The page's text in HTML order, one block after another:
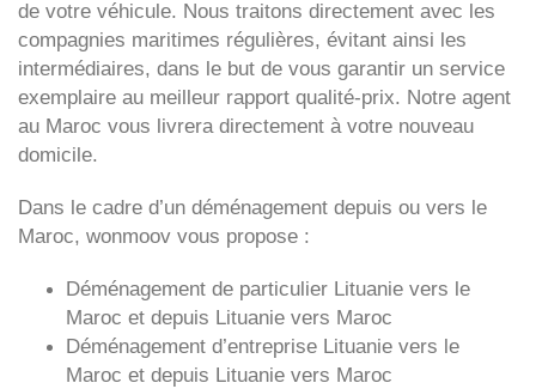
de votre véhicule. Nous traitons directement avec les
compagnies maritimes régulières, évitant ainsi les
intermédiaires, dans le but de vous garantir un service
exemplaire au meilleur rapport qualité-prix. Notre agent
au Maroc vous livrera directement à votre nouveau
domicile.
Dans le cadre d’un déménagement depuis ou vers le
Maroc, wonmoov vous propose :
Déménagement de particulier Lituanie vers le
Maroc et depuis Lituanie vers Maroc
Déménagement d’entreprise Lituanie vers le
Maroc et depuis Lituanie vers Maroc